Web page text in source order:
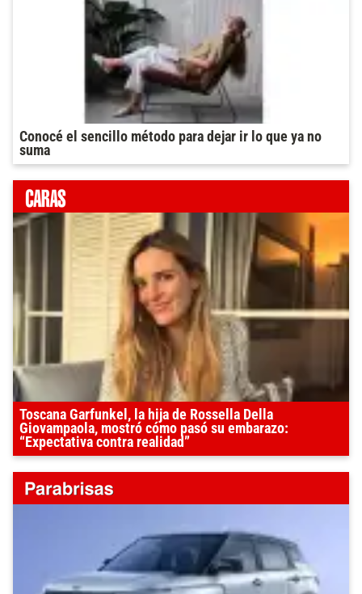
Conocé el sencillo método para dejar ir lo que ya no
suma
Toscana Garfunkel, la hija de Rossella Della
Giovampaola, mostró cómo pasó su embarazo:
“Expectativa contra realidad”